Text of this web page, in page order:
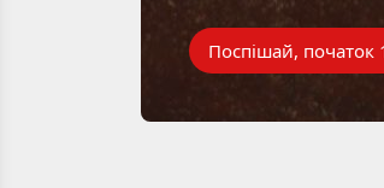
Поспішай, початок